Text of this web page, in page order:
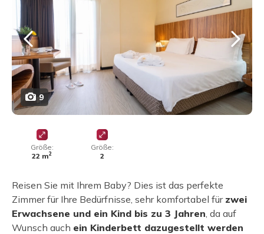
Größe:
22 m2
Größe:
2
Reisen Sie mit Ihrem Baby? Dies ist das perfekte
Zimmer für Ihre Bedürfnisse, sehr komfortabel für zwei
Erwachsene und ein Kind bis zu 3 Jahren , da auf
Wunsch auch ein Kinderbett dazugestellt werden
9